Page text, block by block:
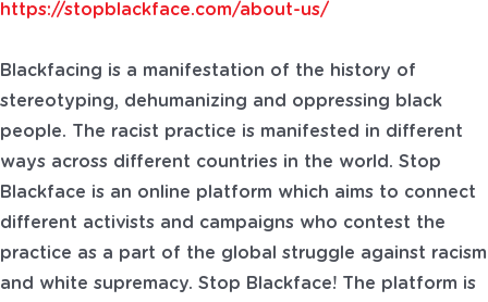
https://stopblackface.com/about-us/
Blackfacing is a manifestation of the history of
stereotyping, dehumanizing and oppressing black
people. The racist practice is manifested in different
ways across different countries in the world. Stop
Blackface is an online platform which aims to connect
different activists and campaigns who contest the
practice as a part of the global struggle against racism
and white supremacy. Stop Blackface! The platform is